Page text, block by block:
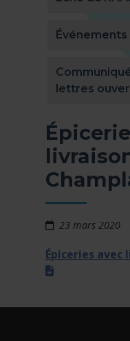
lettres
23 mars 2020
Épiceries avec
(xlsx)